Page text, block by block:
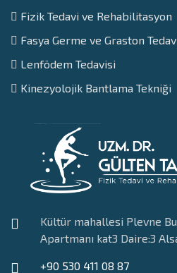
Fizik Tedavi ve Rehabilitasyon
Fasya Germe ve Graston
Lenfödem Tedavisi
Kinezyolojik Bantlama Tekniği
Kültür mahallesi Plevne
Apartmanı kat3 Daire:3
+90 530 411 08 87